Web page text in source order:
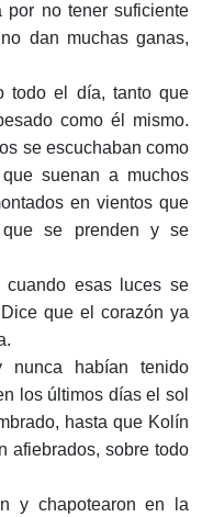
por no tener suficiente
dan muchas ganas,
todo el día, tanto que
como él mismo.
se escuchaban como
sue­nan a muchos
en vientos que
que se prenden y se
cuando esas luces se
que el corazón ya
nunca habían tenido
los últimos días el sol
hasta que Kolín
afie­brados, sobre todo
y chapotearon en la